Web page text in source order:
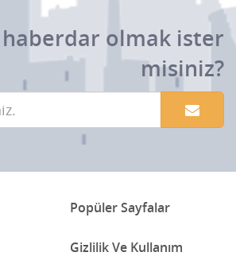
olmak ister
misiniz?
Popüler Sayfalar
Gizlilik Ve Kullanım